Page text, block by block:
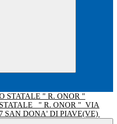
" R. ONOR " VIA
SAN DONA' DI PIAVE(VE)